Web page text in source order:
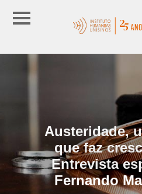
Austeridade,
que faz
Entrevista
Fernando